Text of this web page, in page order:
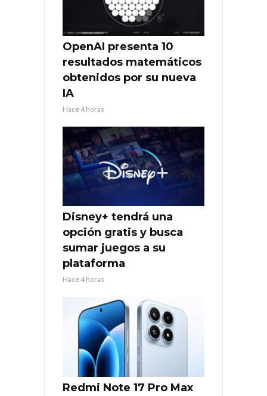
OpenAI presenta 10
resultados matemáticos
obtenidos por su nueva
IA
Hace 4 horas
Disney+ tendrá una
opción gratis y busca
sumar juegos a su
plataforma
Hace 4 horas
Redmi Note 17 Pro Max